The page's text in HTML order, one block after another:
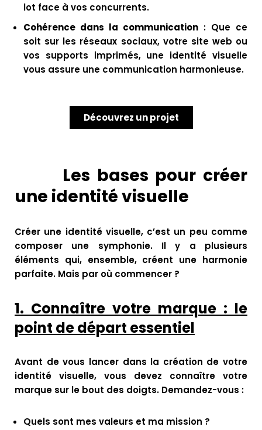
lot face à vos concurrents.
Cohérence dans la communication : Que ce
soit sur les réseaux sociaux, votre site web ou
vos supports imprimés, une identité visuelle
vous assure une communication harmonieuse.
Découvrez un projet
Les bases pour créer
une identité visuelle
Créer une identité visuelle, c’est un peu comme
composer une symphonie. Il y a plusieurs
éléments qui, ensemble, créent une harmonie
parfaite. Mais par où commencer ?
1. Connaître votre marque : le
point de départ essentiel
Avant de vous lancer dans la création de votre
identité visuelle, vous devez connaître votre
marque sur le bout des doigts. Demandez-vous :
Quels sont mes valeurs et ma mission ?